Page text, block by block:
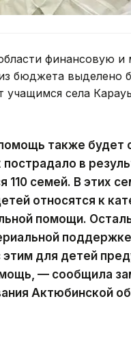
финансовую
бюджета выделено
учащимся села
также будет
в
110 семей. В этих
относятся к
помощи.
этим для детей
— сообщила
Актюбинской